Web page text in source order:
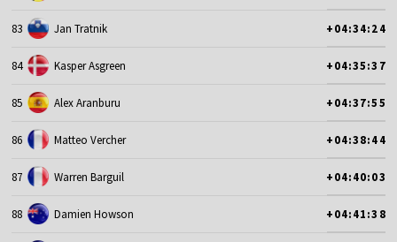
83 Jan Tratnik +04:34:24
84 Kasper Asgreen +04:35:37
85 Alex Aranburu +04:37:55
86 Matteo Vercher +04:38:44
87 Warren Barguil +04:40:03
88 Damien Howson +04:41:38